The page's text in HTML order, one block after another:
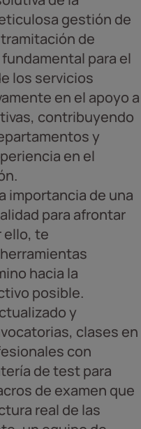
gestión de
de
para el
los servicios
en el apoyo a
contribuyendo
y
en el
importancia de una
para afrontar
ello, te
hacia la
posible.
y
clases en
con
de test para
de examen que
real de las